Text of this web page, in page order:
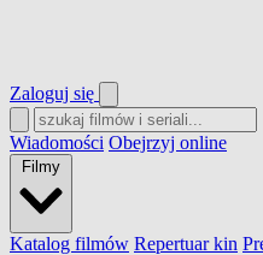
Zaloguj się
Wiadomości Obejrzyj online
Filmy
Katalog filmów Repertuar kin